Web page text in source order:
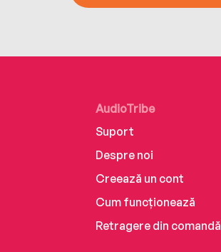
AudioTribe
Suport
Despre noi
Creează un cont
Cum funcționează
Retragere din comandă